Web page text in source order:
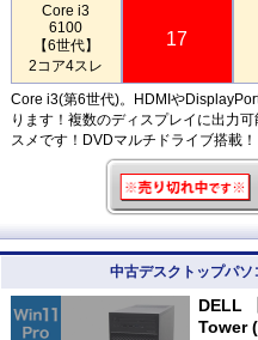
Core i3
6100
【6世代】
2コア4スレ
17
Core i3(第6世代)。HDMIや
ります！複数のディスプレイに出力
スメです！DVDマルチドライブ搭載！
中古デスクトップパ
DELL
Tower